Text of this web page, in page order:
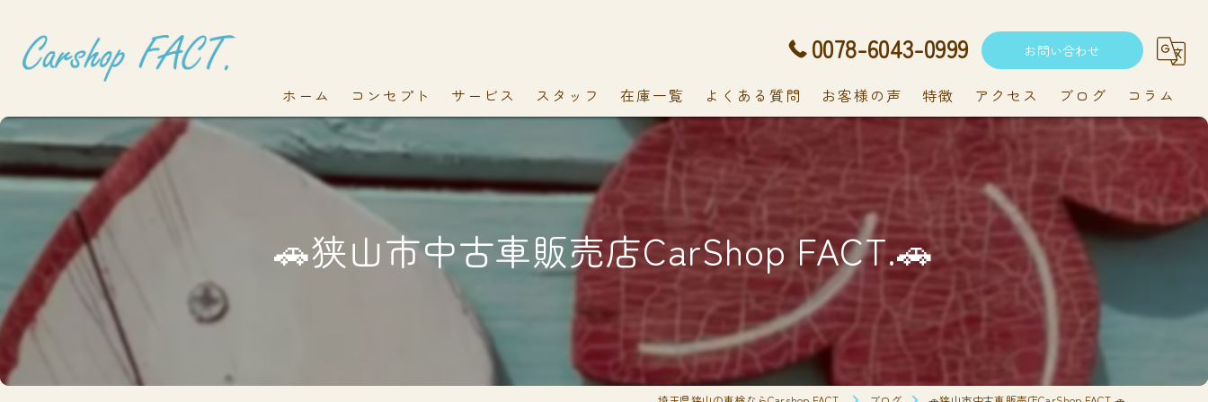
0078-6043-0999 お問い合わせ
ホーム コンセプト サービス スタッフ 在庫一覧 よくある質問 お客様の声 特徴
軽自動車
メンテナンス
アクセス ブログ コラム
🚗狭山市中古車販売店CarShop FACT.🚗